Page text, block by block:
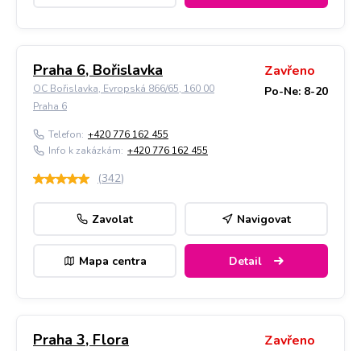
Praha 6, Bořislavka
OC Bořislavka, Evropská 866/65, 160 00
Praha 6
Zavřeno
Po-Ne: 8-20
Telefon: +420 776 162 455
Info k zakázkám: +420 776 162 455
(342)
Zavolat Navigovat
Mapa centra Detail
Praha 3, Flora Zavřeno